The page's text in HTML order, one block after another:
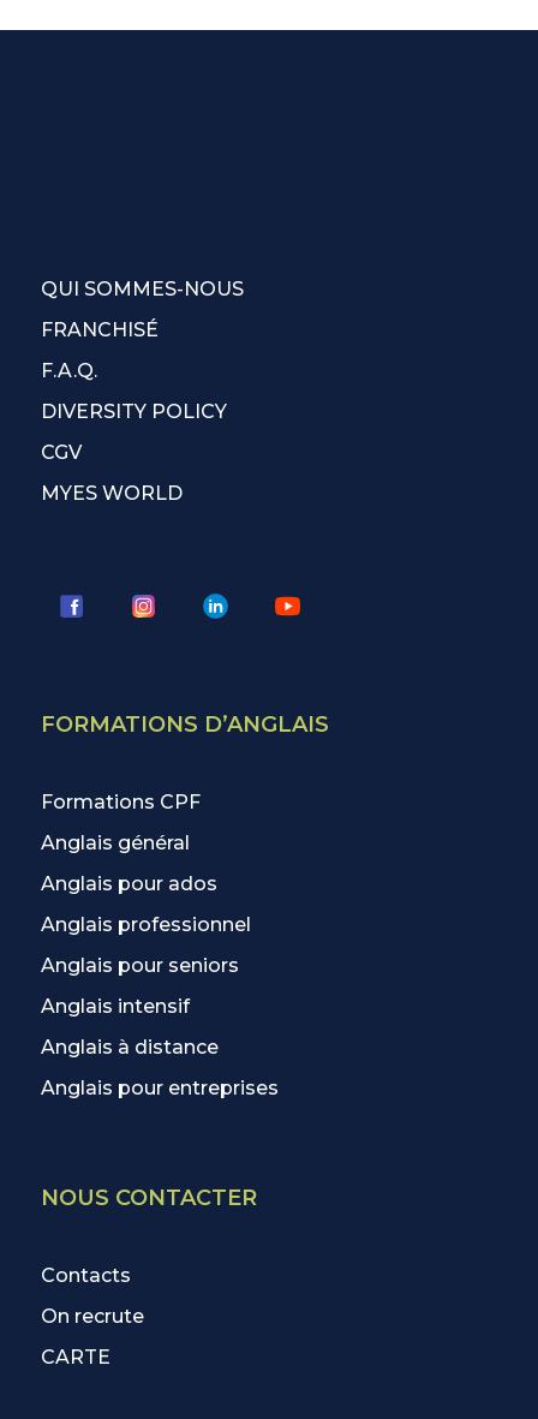
QUI SOMMES-NOUS
FRANCHISÉ
F.A.Q.
DIVERSITY POLICY
CGV
MYES WORLD
FORMATIONS D’ANGLAIS
Formations CPF
Anglais général
Anglais pour ados
Anglais professionnel
Anglais pour seniors
Anglais intensif
Anglais à distance
Anglais pour entreprises
NOUS CONTACTER
Contacts
On recrute
CARTE